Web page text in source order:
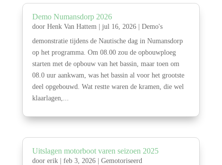
Demo Numansdorp 2026
door Henk Van Hattem jul 16, 2026| Demo's
demonstratie tijdens de Nautische dag in Numansdorp
op het programma. Om 08.00 zou de opbouwploeg
starten met de opbouw van het bassin, maar toen om
08.0 uur aankwam, was het bassin al voor het grootste
deel opgebouwd. Wat restte waren de kramen, die wel
klaarlagen,...
Uitslagen motorboot varen seizoen 2025
door erik| feb 3, 2026| Gemotoriseerd